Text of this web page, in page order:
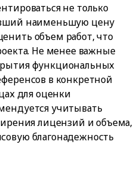
не только
наименьшую цену
объем работ, что
Не менее важные
функциональных
в конкретной
для оценки
учитывать
лицензий и объема,
благонадежность